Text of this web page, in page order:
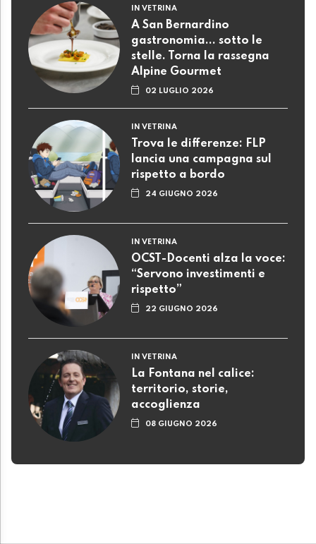
IN VETRINA
A San Bernardino
gastronomia... sotto le
stelle. Torna la rassegna
Alpine Gourmet
02 LUGLIO 2026
IN VETRINA
Trova le differenze: FLP
lancia una campagna sul
rispetto a bordo
24 GIUGNO 2026
IN VETRINA
OCST-Docenti alza la voce:
“Servono investimenti e
rispetto”
22 GIUGNO 2026
IN VETRINA
La Fontana nel calice:
territorio, storie,
accoglienza
08 GIUGNO 2026